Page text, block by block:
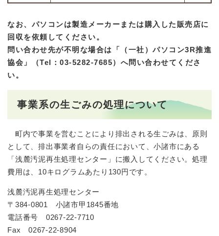
なお、パソコンは製造メーカーまたは購入した販売店に
回収を依頼してください。
問い合わせ先が不明な場合は「（一社）パソコン3R推進
協会」（Tel：03-5282-7685）へ問い合わせてくださ
い。
事業系の生ごみの処理について
町内で事業を営むことにより排出される生ごみは、原則
として、排出事業者自らの責任において、小諸市にある
「浅麓汚泥再生処理センター」に搬入してください。処理
費用は、10キログラムあたり130円です。
浅麓汚泥再生処理センター
〒384‐0801 小諸市甲1845番地
電話番号 0267-22-7710
Fax 0267-22-8904